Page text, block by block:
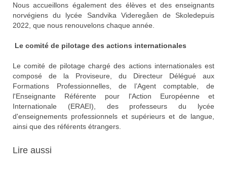
Nous accueillons également des élèves et des enseignants
norvégiens du lycée Sandvika Videregåen de Skoledepuis
2022, que nous renouvelons chaque année.
Le comité de pilotage des actions internationales
Le comité de pilotage chargé des actions internationales est
composé de la Proviseure, du Directeur Délégué aux
Formations Professionnelles, de l’Agent comptable, de
l'Enseignante Référente pour l'Action Européenne et
Internationale (ERAEI), des professeurs du lycée
d'enseignements professionnels et supérieurs et de langue,
ainsi que des référents étrangers.
Lire aussi